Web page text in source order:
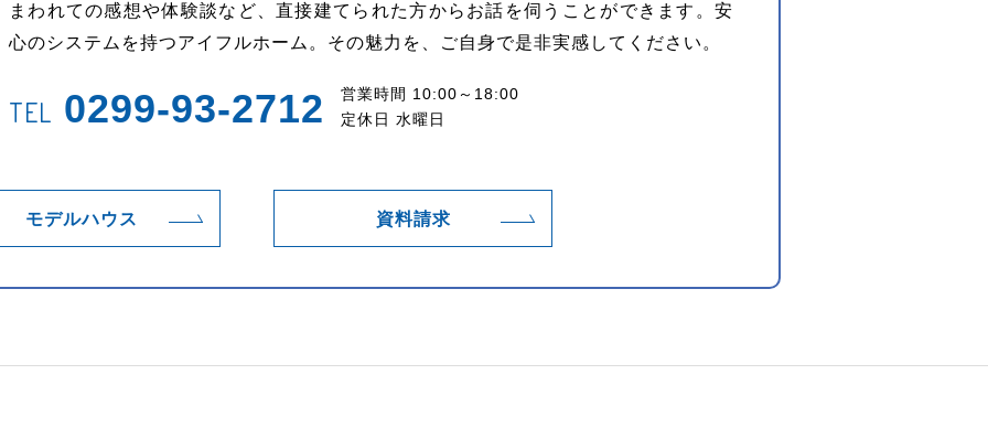
まわれての感想や体験談など、直接建てられた方からお話を伺うことができます。安
心のシステムを持つアイフルホーム。その魅力を、ご自身で是非実感してください。
TEL 0299-93-2712
営業時間 10:00～18:00
定休日 水曜日
モデルハウス 資料請求